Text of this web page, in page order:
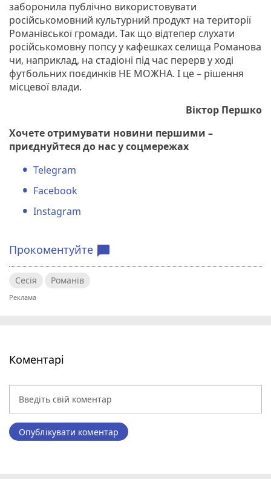
заборонила публічно використовувати
російськомовний культурний продукт на території
Романівської громади. Так що відтепер слухати
російськомовну попсу у кафешках селища Романова
чи, наприклад, на стадіоні під час перерв у ході
футбольних поєдинків НЕ МОЖНА. І це – рішення
місцевої влади.
Віктор Першко
Хочете отримувати новини першими –
приєднуйтеся до нас у соцмережах
Telegram
Facebook
Instagram
Прокоментуйте chat_bubble
Сесія Романів
Коментарі
Опублікувати коментар